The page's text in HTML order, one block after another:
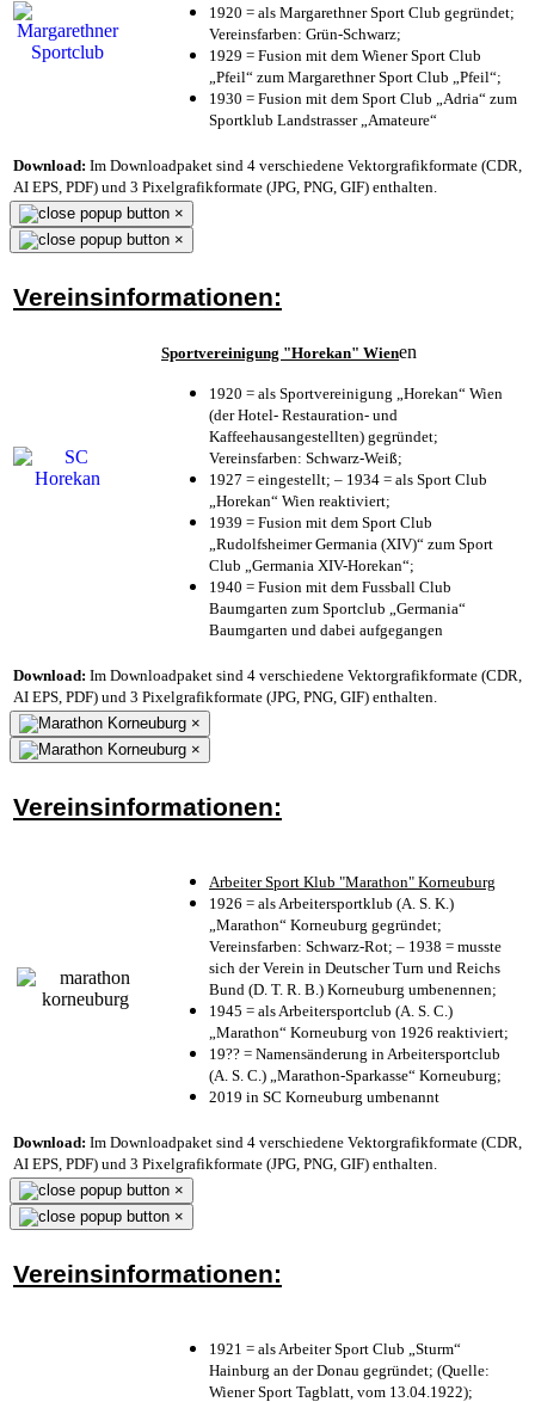
1920 = als Margarethner Sport Club gegründet;
Vereinsfarben: Grün-Schwarz;
1929 = Fusion mit dem Wiener Sport Club
„Pfeil“ zum Margarethner Sport Club „Pfeil“;
1930 = Fusion mit dem Sport Club „Adria“ zum
Sportklub Landstrasser „Amateure“
Download: Im Downloadpaket sind 4 verschiedene Vektorgrafikformate (CDR,
AI EPS, PDF) und 3 Pixelgrafikformate (JPG, PNG, GIF) enthalten.
×
×
Vereinsinformationen:
Sportvereinigung "Horekan" Wienen
1920 = als Sportvereinigung „Horekan“ Wien
(der Hotel- Restauration- und
Kaffeehausangestellten) gegründet;
Vereinsfarben: Schwarz-Weiß;
1927 = eingestellt; – 1934 = als Sport Club
„Horekan“ Wien reaktiviert;
1939 = Fusion mit dem Sport Club
„Rudolfsheimer Germania (XIV)“ zum Sport
Club „Germania XIV-Horekan“;
1940 = Fusion mit dem Fussball Club
Baumgarten zum Sportclub „Germania“
Baumgarten und dabei aufgegangen
Download: Im Downloadpaket sind 4 verschiedene Vektorgrafikformate (CDR,
AI EPS, PDF) und 3 Pixelgrafikformate (JPG, PNG, GIF) enthalten.
×
×
Vereinsinformationen:
Arbeiter Sport Klub "Marathon" Korneuburg
1926 = als Arbeitersportklub (A. S. K.)
„Marathon“ Korneuburg gegründet;
Vereinsfarben: Schwarz-Rot; – 1938 = musste
sich der Verein in Deutscher Turn und Reichs
Bund (D. T. R. B.) Korneuburg umbenennen;
1945 = als Arbeitersportclub (A. S. C.)
„Marathon“ Korneuburg von 1926 reaktiviert;
19?? = Namensänderung in Arbeitersportclub
(A. S. C.) „Marathon-Sparkasse“ Korneuburg;
2019 in SC Korneuburg umbenannt
Download: Im Downloadpaket sind 4 verschiedene Vektorgrafikformate (CDR,
AI EPS, PDF) und 3 Pixelgrafikformate (JPG, PNG, GIF) enthalten.
×
×
Vereinsinformationen:
1921 = als Arbeiter Sport Club „Sturm“
Hainburg an der Donau gegründet; (Quelle:
Wiener Sport Tagblatt, vom 13.04.1922);